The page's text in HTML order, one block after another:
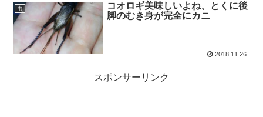
虫
コオロギ美味しいよね、とくに後
脚のむき身が完全にカニ
2018.11.26
スポンサーリンク